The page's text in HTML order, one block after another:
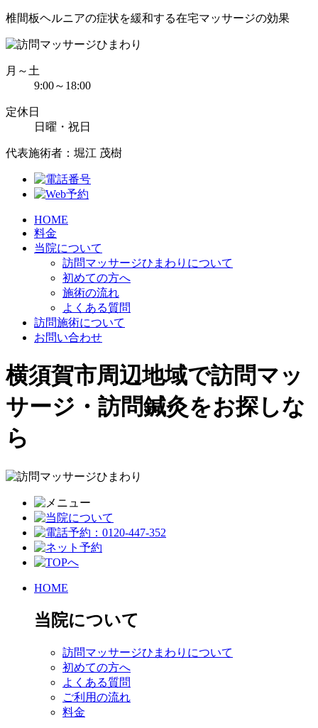
椎間板ヘルニアの症状を緩和する在宅マッサージの効果
月～土
9:00～18:00
定休日
日曜・祝日
代表施術者：堀江 茂樹
HOME
料金
当院について
訪問マッサージひまわりについて
初めての方へ
施術の流れ
よくある質問
訪問施術について
お問い合わせ
横須賀市周辺地域で訪問マッ
サージ・訪問鍼灸をお探しな
ら
HOME
当院について
訪問マッサージひまわりについて
初めての方へ
よくある質問
ご利用の流れ
料金